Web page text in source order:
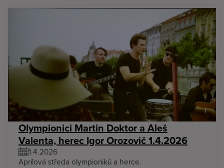
Olympionici Martin Doktor a Aleš
Valenta, herec Igor Orozovič 1.4.2026
1.4.2026
Aprílová středa olympioniků a herce.